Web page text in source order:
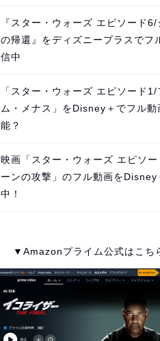
『スター・ウォーズ エピソード6/
の帰還』をディズニープラスでフ
信中
「スター・ウォーズ エピソード1/
ム・メナス」をDisney＋でフル動
能？
映画「スター・ウォーズ エピソー
ーンの攻撃」のフル動画をDisney
中！
▼Amazonプライム公式はこち